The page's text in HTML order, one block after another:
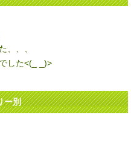
、、、
した<(_ _)>
ー別